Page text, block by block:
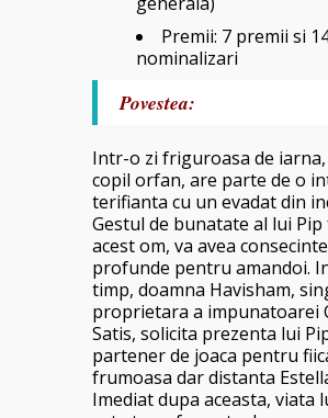
Premii: 7 premii si
nominalizari
Povestea:
Intr-o zi friguroasa de iarna,
copil orfan, are parte de o
terifianta cu un evadat din
Gestul de bunatate al lui Pip
acest om, va avea consecinte
profunde pentru amandoi.
timp, doamna Havisham,
proprietara a impunatoarei
Satis, solicita prezenta lui
partener de joaca pentru
frumoasa dar distanta
Imediat dupa aceasta, viata